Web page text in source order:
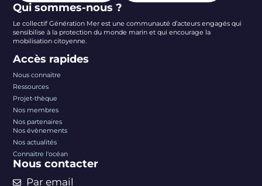
Qui sommes-nous ?
Le collectif Génération Mer est une communauté d’acteurs engagés qui
sensibilise à la protection du monde marin et qui encourage la
mobilisation citoyenne.
Accès rapides
Nous connaitre
Ressources
Projet-thèque
Nos membres
Nos partenaires
Nos évènements
Nos actualités
Connaitre l'océan
Nous contacter
Par email